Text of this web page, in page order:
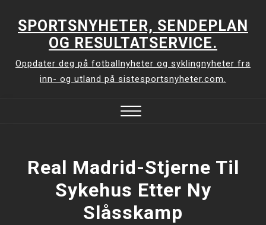
SPORTSNYHETER, SENDEPLAN
OG RESULTATSERVICE.
Oppdater deg på fotballnyheter og syklingnyheter fra
inn- og utland på sistesportsnyheter.com.
Real Madrid-Stjerne Til
Sykehus Etter Ny
Slåsskamp